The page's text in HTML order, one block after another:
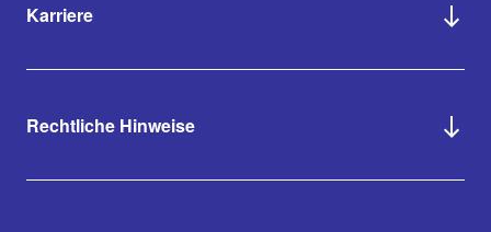
Karriere
Rechtliche Hinweise